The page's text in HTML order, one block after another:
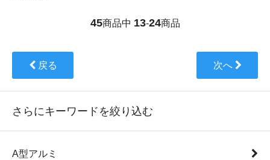
45商品中 13-24商品
戻る 次へ
さらにキーワードを絞り込む
A型アルミ